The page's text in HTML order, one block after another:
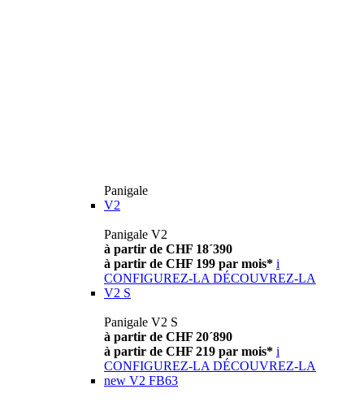
Panigale
V2
Panigale V2
à partir de CHF 18´390
à partir de CHF 199 par mois* i
CONFIGUREZ-LA DÉCOUVREZ-LA
V2 S
Panigale V2 S
à partir de CHF 20´890
à partir de CHF 219 par mois* i
CONFIGUREZ-LA DÉCOUVREZ-LA
new V2 FB63